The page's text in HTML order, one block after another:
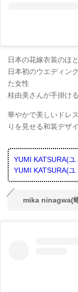
日本の花嫁衣装のほ
日本初のウエディン
た女性
桂由美さんが手掛け
華やかで美しいドレ
りを見せる和装デザ
YUMI KATSURA(ユ
YUMI KATSURA(
mika ninagwa(